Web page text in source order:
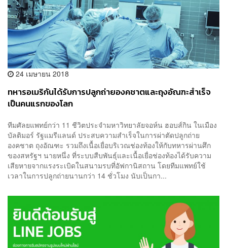
24 เมษายน 2018
ทหารอเมริกันได้รับการปลูกถ่ายองคชาตและถุงอัณฑะสำเร็จ
เป็นคนแรกของโลก
ทีมศัลยแพทย์กว่า 11 ชีวิตประจำมหาวิทยาลัยจอห์น ฮอบส์กิน ในเมือง
บัลติมอร์ รัฐแมรีแลนด์ ประสบความสำเร็จในการผ่าตัดปลูกถ่าย
องคชาต ถุงอัณฑะ รวมถึงเนื้อเยื่อบริเวณช่องท้องให้กับทหารผ่านศึก
ของสหรัฐฯ นายหนึ่ง ที่ระบบสืบพันธุ์และเนื้อเยื่อช่องท้องได้รับความ
เสียหายจากแรงระเบิดในสนามรบที่อัฟกานิสถาน โดยทีมแพทย์ใช้
เวลาในการปลูกถ่ายนานกว่า 14 ชั่วโมง นับเป็นกา...